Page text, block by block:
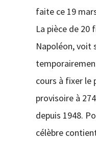
faite ce 19
La pièce de 20
Napoléon, voit
cours à fixer le
provisoire à
depuis 1948.
célèbre